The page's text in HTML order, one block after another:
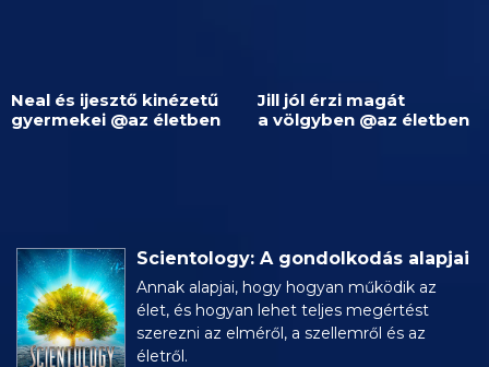
Neal és ijesztő kinézetű
gyermekei @az életben
Jill jól érzi magát
a völgyben @az életben
Scientology: A gondolkodás alapjai
Annak alapjai, hogy hogyan működik az
élet, és hogyan lehet teljes megértést
szerezni az elméről, a szellemről és az
életről.